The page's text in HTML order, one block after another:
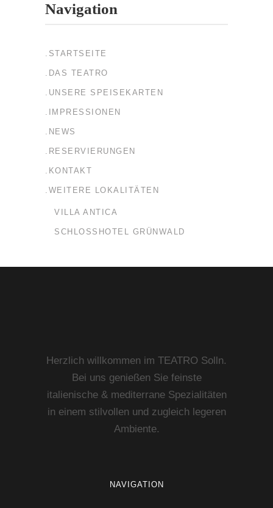
Navigation
.STARTSEITE
.DAS TEATRO
.UNSERE SPEISEKARTEN
.IMPRESSIONEN
.NEWS
.RESERVIERUNGEN
.KONTAKT
.WEITERE LOKALITÄTEN
VILLA ANTICA
SCHLOSSHOTEL GRÜNWALD
Herzlich willkommen im TEATRO Solln.
Bei uns genießen Sie feinste
italienische & mediterrane Spezialitäten
in einem stilvollen und zugleich legeren
Ambiente.
NAVIGATION